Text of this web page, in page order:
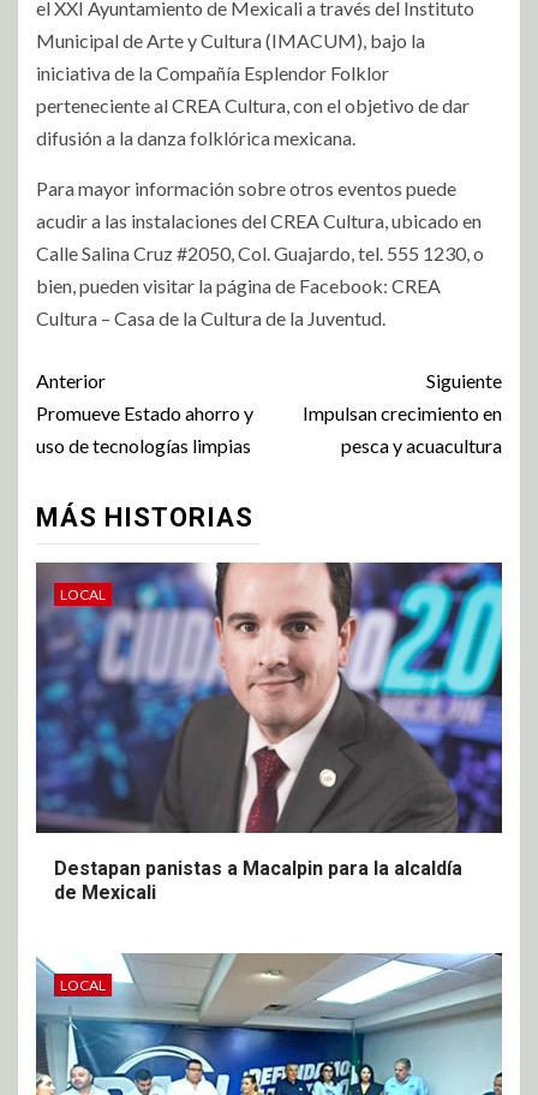
el XXI Ayuntamiento de Mexicali a través del Instituto
Municipal de Arte y Cultura (IMACUM), bajo la
iniciativa de la Compañía Esplendor Folklor
perteneciente al CREA Cultura, con el objetivo de dar
difusión a la danza folklórica mexicana.
Para mayor información sobre otros eventos puede
acudir a las instalaciones del CREA Cultura, ubicado en
Calle Salina Cruz #2050, Col. Guajardo, tel. 555 1230, o
bien, pueden visitar la página de Facebook: CREA
Cultura – Casa de la Cultura de la Juventud.
Anterior
Promueve Estado ahorro y
uso de tecnologías limpias
Siguiente
Impulsan crecimiento en
pesca y acuacultura
MÁS HISTORIAS
LOCAL
Destapan panistas a Macalpin para la alcaldía
de Mexicali
LOCAL